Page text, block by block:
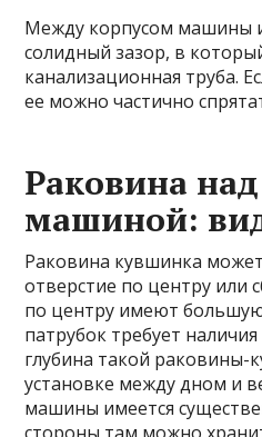
Между корпусом машины и
солидный зазор, в
канализационная труба.
ее можно частично
Раковина
машиной:
Раковина кувшинка
отверстие по центру или
по центру имеют
патрубок требует
глубина такой раковины-
установке между дном и
машины имеется